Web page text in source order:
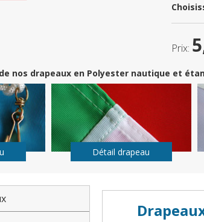
Prix:
nos drapeaux en Polyester nautique et
Détail drapeau